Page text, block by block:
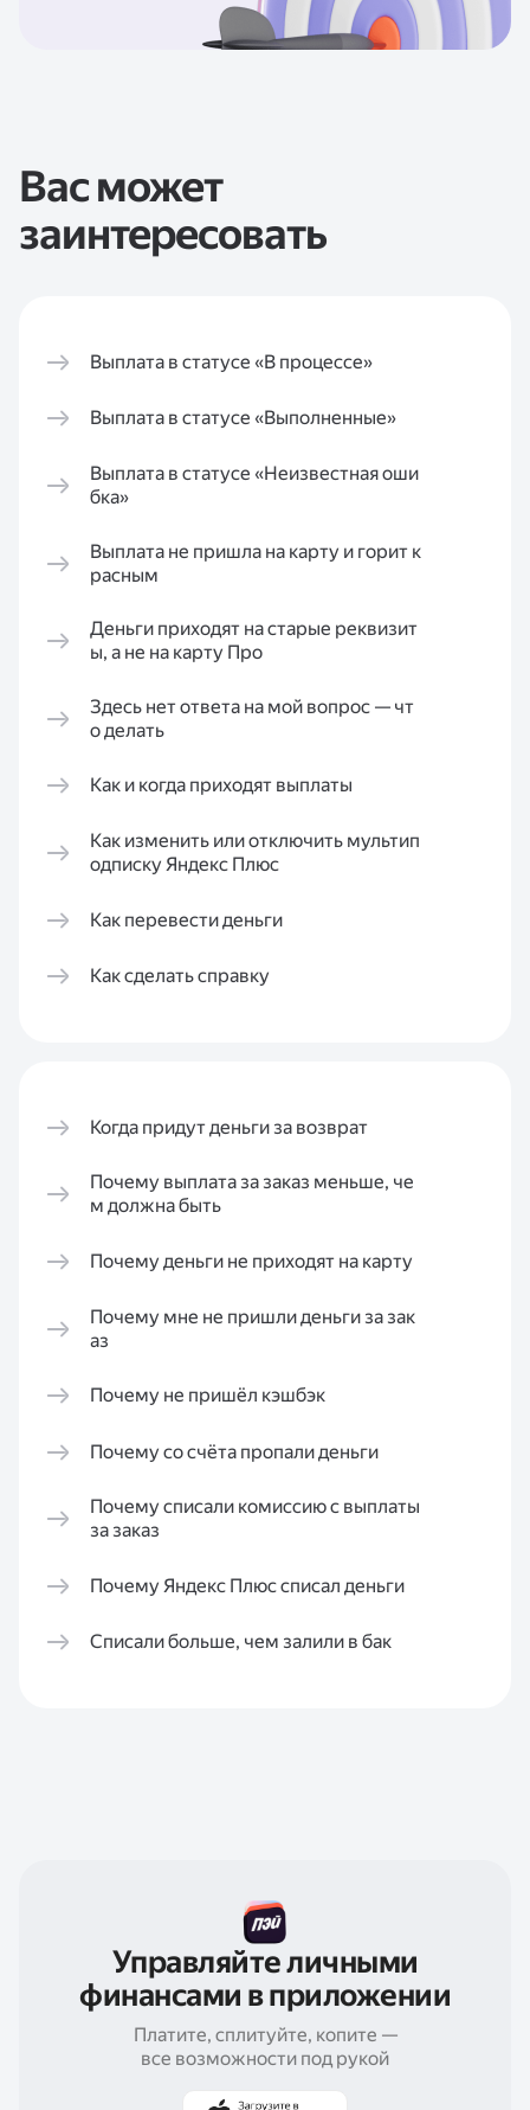
Вас может
заинтересовать
Выплата в статусе «В процессе»
Выплата в статусе «Выполненные»
Выплата в статусе «Неизвестная оши
бка»
Выплата не пришла на карту и горит к
расным
Деньги приходят на старые реквизит
ы, а не на карту Про
Здесь нет ответа на мой вопрос — чт
о делать
Как и когда приходят выплаты
Как изменить или отключить мультип
одписку Яндекс Плюс
Как перевести деньги
Как сделать справку
Когда придут деньги за возврат
Почему выплата за заказ меньше, че
м должна быть
Почему деньги не приходят на карту
Почему мне не пришли деньги за зак
аз
Почему не пришёл кэшбэк
Почему со счёта пропали деньги
Почему списали комиссию с выплаты
за заказ
Почему Яндекс Плюс списал деньги
Списали больше, чем залили в бак
Управляйте личными
финансами в приложении
Платите, сплитуйте, копите —
все возможности под рукой